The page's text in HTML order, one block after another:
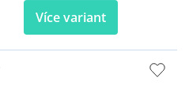
Více variant